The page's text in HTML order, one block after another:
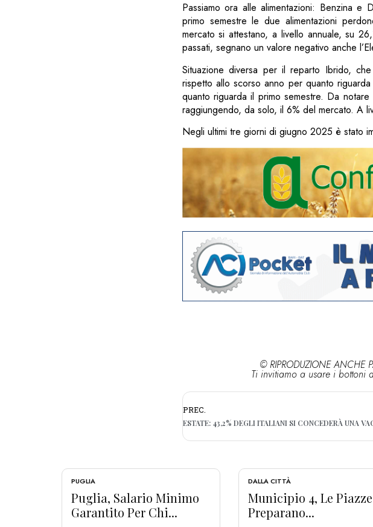
Passiamo ora alle alimentazioni: Benzina
primo semestre le due alimentazioni
mercato si attestano, a livello annuale, su
passati, segnano un valore negativo anche
Situazione diversa per il reparto Ibrido,
rispetto allo scorso anno per quanto
quanto riguarda il primo semestre. Da
raggiungendo, da solo, il 6% del mercato. A
Negli ultimi tre giorni di giugno 2025 è stato
© RIPRODUZIONE ANCHE
Ti invitiamo a usare i bottoni
PREC.
PUGLIA
Puglia, Salario Minimo
Garantito Per Chi...
DALLA CITTÀ
Municipio 4, Le
Preparano...